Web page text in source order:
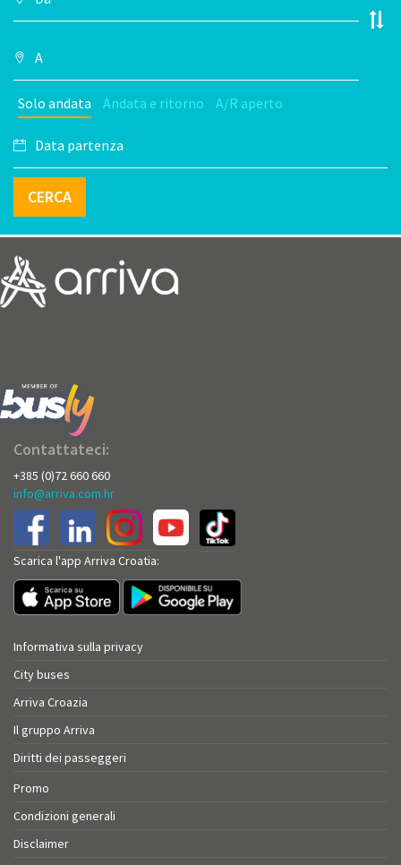
Solo andata Andata e ritorno A/R aperto
CERCA
Contattateci:
+385 (0)72 660 660
info@arriva.com.hr
Scarica l'app Arriva Croatia:
Informativa sulla privacy
City buses
Arriva Croazia
Il gruppo Arriva
Diritti dei passeggeri
Promo
Condizioni generali
Disclaimer